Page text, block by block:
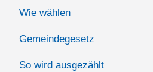
Wie wählen
Gemeindegesetz
So wird ausgezählt